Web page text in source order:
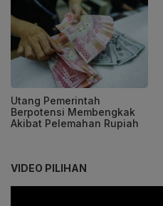
Utang Pemerintah
Berpotensi Membengkak
Akibat Pelemahan Rupiah
VIDEO PILIHAN